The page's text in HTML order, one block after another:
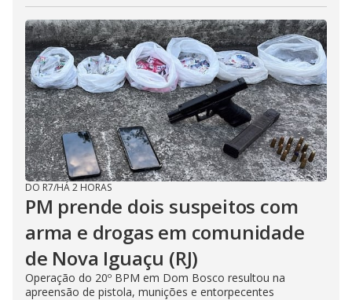
DO R7/HÁ 2 HORAS
PM prende dois suspeitos com
arma e drogas em comunidade
de Nova Iguaçu (RJ)
Operação do 20º BPM em Dom Bosco resultou na
apreensão de pistola, munições e entorpecentes